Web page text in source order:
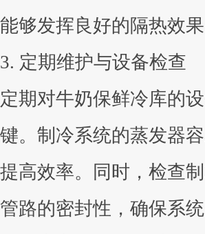
能够发挥良好的隔热效果
3. 定期维护与设备检查
定期对牛奶保鲜冷库的
键。制冷系统的蒸发器
提高效率。同时，检查
管路的密封性，确保系